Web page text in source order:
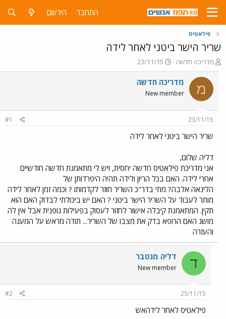
התחבר הירשם
פילאטיס
שריר הישר ביטני לאחר לידה
פ
ו
ת
ח
ה
ש
א
מדריכה חדשה
פ
ו
ר
ם
ר
23/11/15
מ מדריכה חדשה
New member
23/11/15
#1
שריר הישר ביטני לאחר לידה
דליה שלום,
אני מדריכת פילאטיס חדשה יחסית, ויש לי מתאמנת חדשה חודשיים
אחרי לידה. האם בכל הריון ולידה תהיה היפרדותן של
הלינאה אלבה? מתי בדר"כ השריר חוזר לקדמותו ? וכמה זמן לאחר לידה
מותר לעבוד על השריר הישר ביטני ? האם יש ביכולתי לבדוק האם הוא
תקין. המתאמנת קיבלה אישור לחזור לעסוק בפעילות גופנית אבל אין לה
מושג האם הרופא בדק את מצבו של השריר... תודה מראש על המענה
והעזרה
ד דליה מנטבר
New member
25/11/15
#2
פילאטיס לאחר לידהאש